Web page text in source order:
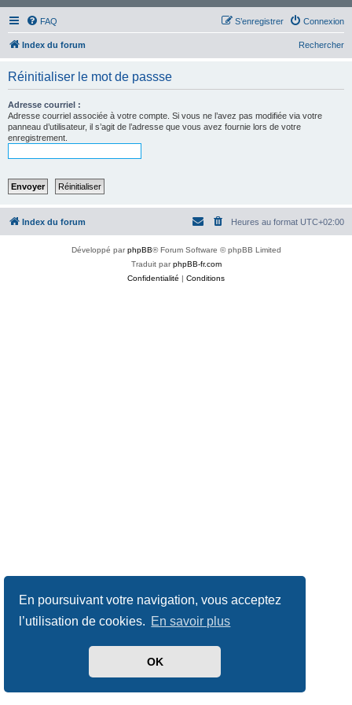
En poursuivant votre navigation, vous acceptez
l’utilisation de cookies. En savoir plus
OK
FAQ Connexion
S’enregistrer
Index du forum Rechercher
Réinitialiser le mot de passse
Adresse courriel :
Adresse courriel associée à votre compte. Si vous ne l’avez pas modifiée via votre
panneau d’utilisateur, il s’agit de l’adresse que vous avez fournie lors de votre
enregistrement.
Index du forum Heures au format UTC+02:00
Développé parphpBB® Forum Software © phpBB Limited
Traduit parphpBB-fr.com
Confidentialité | Conditions